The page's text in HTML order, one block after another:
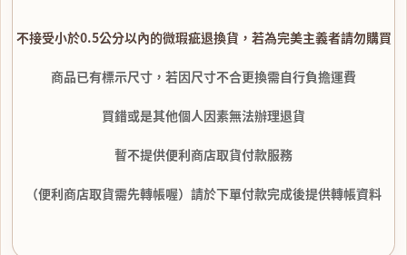
不接受小於0.5公分以內的微瑕疵退換貨，若為完美主義者請勿購買
商品已有標示尺寸，若因尺寸不合更換需自行負擔運費
買錯或是其他個人因素無法辦理退貨
暫不提供便利商店取貨付款服務
（便利商店取貨需先轉帳喔）請於下單付款完成後提供轉帳資料